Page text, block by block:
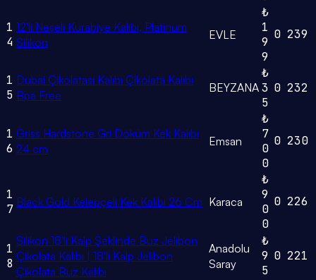
1
4
12'li Neşeli Kurabiye Kalıbı, Platinum
Silikon
EVLE
₺
1
9
9
0 239
1
5
Dubai Çikolatası Kalıbı Çikolata Kalıbı
Bpa Free
BEYZANA
₺
3
5
0 232
1
6
Griss Hardstone Gri Döküm Kek Kalıbı
24 cm
Emsan
₺
7
0
0
0 230
1
7 Black Gold Kelepçeli Kek Kalıbı 26 Cm Karaca
₺
9
0
0
0 226
1
8
Silikon 18'li Kalp Şeklinde Buz Jelibon
Çikolata Kalıbı | 18'li Kalp Jelibon
Çikolata Buz Kalıbı
Anadolu
Saray
₺
9
5
0 221